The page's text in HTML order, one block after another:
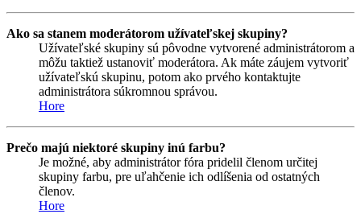
Ako sa stanem moderátorom užívateľskej skupiny?
Užívateľské skupiny sú pôvodne vytvorené administrátorom a
môžu taktiež ustanoviť moderátora. Ak máte záujem vytvoriť
užívateľskú skupinu, potom ako prvého kontaktujte
administrátora súkromnou správou.
Hore
Prečo majú niektoré skupiny inú farbu?
Je možné, aby administrátor fóra pridelil členom určitej
skupiny farbu, pre uľahčenie ich odlíšenia od ostatných
členov.
Hore